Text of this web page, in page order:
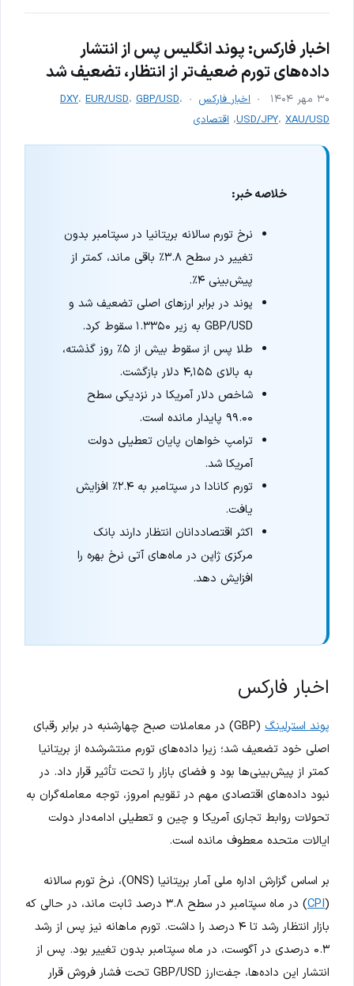
اخبار فارکس: پوند انگلیس پس از انتشار
داده‌های تورم ضعیف‌تر از انتظار، تضعیف شد
۳۰ مهر ۱۴۰۴ اخبار فارکس DXY، EUR/USD، GBP/USD،
USD/JPY، XAU/USD ، اقتصادی
خلاصه خبر:
نرخ تورم سالانه بریتانیا در سپتامبر بدون
تغییر در سطح ۳.۸٪ باقی ماند، کمتر از
پیش‌بینی ۴٪.
پوند در برابر ارزهای اصلی تضعیف شد و
GBP/USD به زیر ۱.۳۳۵۰ سقوط کرد.
طلا پس از سقوط بیش از ۵٪ روز گذشته،
به بالای ۴,۱۵۵ دلار بازگشت.
شاخص دلار آمریکا در نزدیکی سطح
۹۹.۰۰ پایدار مانده است.
ترامپ خواهان پایان تعطیلی دولت
آمریکا شد.
تورم کانادا در سپتامبر به ۲.۴٪ افزایش
یافت.
اکثر اقتصاددانان انتظار دارند بانک
مرکزی ژاپن در ماه‌های آتی نرخ بهره را
افزایش دهد.
اخبار فارکس
پوند استرلینگ
(GBP) در معاملات صبح چهارشنبه در برابر رقبای
اصلی خود تضعیف شد؛ زیرا داده‌های تورم منتشرشده از بریتانیا
کمتر از پیش‌بینی‌ها بود و فضای بازار را تحت تأثیر قرار داد. در
نبود داده‌های اقتصادی مهم در تقویم امروز، توجه معامله‌گران به
تحولات روابط تجاری آمریکا و چین و تعطیلی ادامه‌دار دولت
ایالات متحده معطوف مانده است.
بر اساس گزارش اداره ملی آمار بریتانیا (ONS)، نرخ تورم سالانه
(
CPI
) در ماه سپتامبر در سطح ۳.۸ درصد ثابت ماند، در حالی که
بازار انتظار رشد تا ۴ درصد را داشت. تورم ماهانه نیز پس از رشد
۰.۳ درصدی در آگوست، در ماه سپتامبر بدون تغییر بود. پس از
انتشار این داده‌ها، جفت‌ارز GBP/USD تحت فشار فروش قرار